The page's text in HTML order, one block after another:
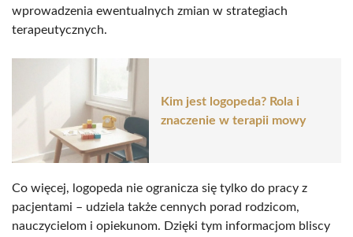
wprowadzenia ewentualnych zmian w strategiach
terapeutycznych.
Kim jest logopeda? Rola i
znaczenie w terapii mowy
Co więcej, logopeda nie ogranicza się tylko do pracy z
pacjentami – udziela także cennych porad rodzicom,
nauczycielom i opiekunom. Dzięki tym informacjom bliscy